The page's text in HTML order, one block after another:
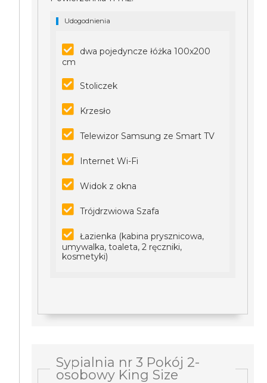
Udogodnienia
dwa pojedyncze łóżka 100x200
cm
Stoliczek
Krzesło
Telewizor Samsung ze Smart TV
Internet Wi-Fi
Widok z okna
Trójdrzwiowa Szafa
Łazienka (kabina prysznicowa,
umywalka, toaleta, 2 ręczniki,
kosmetyki)
Sypialnia nr 3 Pokój 2-
osobowy King Size